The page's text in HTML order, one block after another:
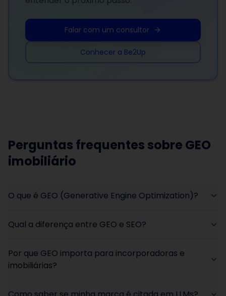
Falar com um consultor
Conhecer a Be2Up
Perguntas frequentes sobre GEO
imobiliário
O que é GEO (Generative Engine Optimization)?
Qual a diferença entre GEO e SEO?
Por que GEO importa para incorporadoras e
imobiliárias?